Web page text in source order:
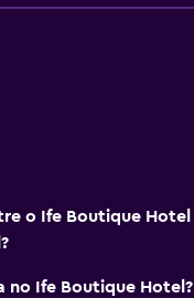
o Ife Boutique Hotel
no Ife Boutique Hotel?